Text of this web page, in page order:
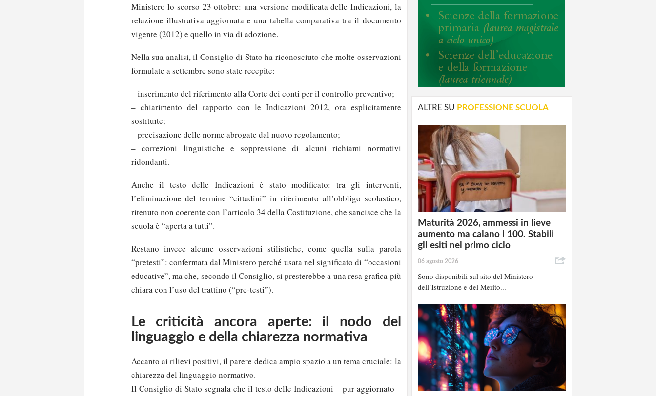
Ministero lo scorso 23 ottobre: una versione modificata delle Indicazioni, la
relazione illustrativa aggiornata e una tabella comparativa tra il documento
vigente (2012) e quello in via di adozione.
Nella sua analisi, il Consiglio di Stato ha riconosciuto che molte osservazioni
formulate a settembre sono state recepite:
– inserimento del riferimento alla Corte dei conti per il controllo preventivo;
– chiarimento del rapporto con le Indicazioni 2012, ora esplicitamente
sostituite;
– precisazione delle norme abrogate dal nuovo regolamento;
– correzioni linguistiche e soppressione di alcuni richiami normativi
ridondanti.
Anche il testo delle Indicazioni è stato modificato: tra gli interventi,
l’eliminazione del termine “cittadini” in riferimento all’obbligo scolastico,
ritenuto non coerente con l’articolo 34 della Costituzione, che sancisce che la
scuola è “aperta a tutti”.
Restano invece alcune osservazioni stilistiche, come quella sulla parola
“pretesti”: confermata dal Ministero perché usata nel significato di “occasioni
educative”, ma che, secondo il Consiglio, si presterebbe a una resa grafica più
chiara con l’uso del trattino (“pre-testi”).
Le criticità ancora aperte: il nodo del
linguaggio e della chiarezza normativa
Accanto ai rilievi positivi, il parere dedica ampio spazio a un tema cruciale: la
chiarezza del linguaggio normativo.
Il Consiglio di Stato segnala che il testo delle Indicazioni – pur aggiornato –
ALTRE SU PROFESSIONE SCUOLA
Maturità 2026, ammessi in lieve
aumento ma calano i 100. Stabili
gli esiti nel primo ciclo
06 agosto 2026
Sono disponibili sul sito del Ministero
dell’Istruzione e del Merito...